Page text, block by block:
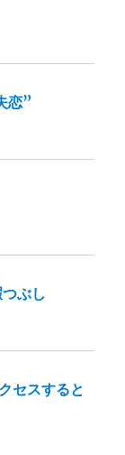
恋”
ぶし
セスすると